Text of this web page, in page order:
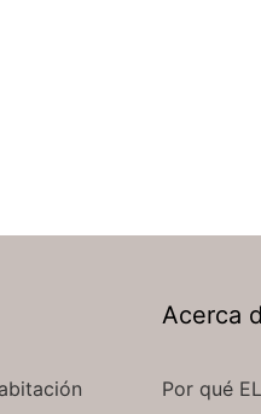
ropa de mesa para
Acerca
Por qué